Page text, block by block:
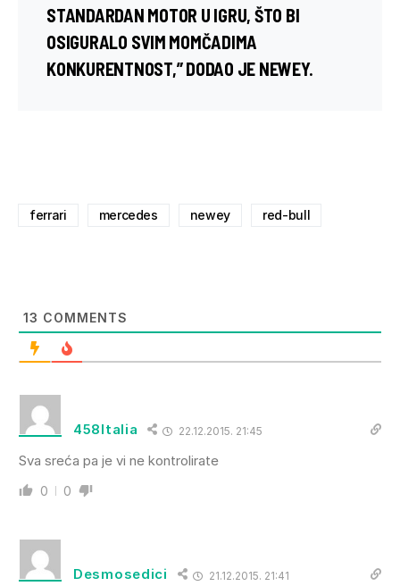
STANDARDAN MOTOR U IGRU, ŠTO BI
OSIGURALO SVIM MOMČADIMA
KONKURENTNOST,” DODAO JE NEWEY.
ferrari mercedes newey red-bull
13 COMMENTS
458Italia 22.12.2015. 21:45
Sva sreća pa je vi ne kontrolirate
0 0
Desmosedici 21.12.2015. 21:41